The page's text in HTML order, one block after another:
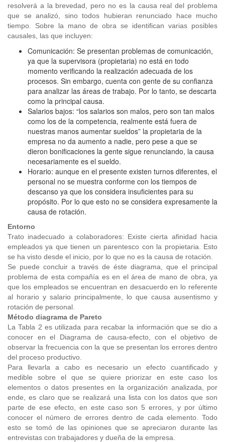
resolverá a la brevedad, pero no es la causa real del problema
que se analizó, sino todos hubieran renunciado hace mucho
tiempo. Sobre la mano de obra se identifican varias posibles
causales, las que incluyen:
Comunicación: Se presentan problemas de comunicación,
ya que la supervisora (propietaria) no está en todo
momento verificando la realización adecuada de los
procesos. Sin embargo, cuenta con gente de su confianza
para analizar las áreas de trabajo. Por lo tanto, se descarta
como la principal causa.
Salarios bajos: “los salarios son malos, pero son tan malos
como los de la competencia, realmente está fuera de
nuestras manos aumentar sueldos” la propietaria de la
empresa no da aumento a nadie, pero pese a que se
dieron bonificaciones la gente sigue renunciando, la causa
necesariamente es el sueldo.
Horario: aunque en el presente existen turnos diferentes, el
personal no se muestra conforme con los tiempos de
descanso ya que los considera insuficientes para su
propósito. Por lo que esto no se considera expresamente la
causa de rotación.
Entorno
Trato inadecuado a colaboradores: Existe cierta afinidad hacia
empleados ya que tienen un parentesco con la propietaria. Esto
se ha visto desde el inicio, por lo que no es la causa de rotación.
Se puede concluir a través de éste diagrama, que el principal
problema de esta compañía es en el área de mano de obra, ya
que los empleados se encuentran en desacuerdo en lo referente
al horario y salario principalmente, lo que causa ausentismo y
rotación de personal.
Método diagrama de Pareto
La Tabla 2 es utilizada para recabar la información que se dio a
conocer en el Diagrama de causa-efecto, con el objetivo de
observar la frecuencia con la que se presentan los errores dentro
del proceso productivo.
Para llevarla a cabo es necesario un efecto cuantificado y
medible sobre el que se quiere priorizar en este caso los
elementos o datos presentes en la organización analizada, por
ende, es claro que se realizará una lista con los datos que son
parte de ese efecto, en este caso son 5 errores, y por último
conocer el número de errores dentro de cada elemento. Todo
esto se tomó de las opiniones que se apreciaron durante las
entrevistas con trabajadores y dueña de la empresa.